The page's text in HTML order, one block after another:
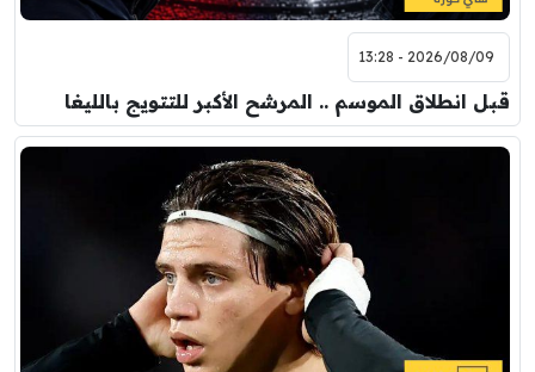
2026/08/09 - 13:28
قبل انطلاق الموسم .. المرشح الأكبر للتتويج بالليغا